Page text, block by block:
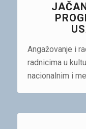
Angažovanje i
radnicima u
nacionalnim i